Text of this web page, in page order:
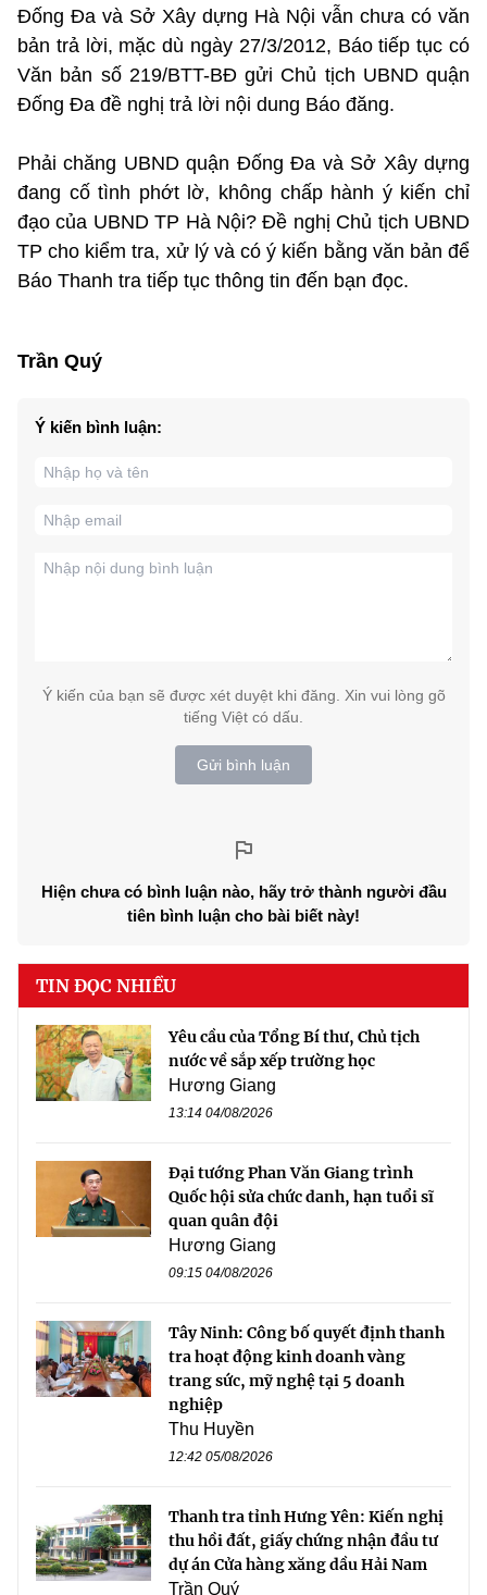
Đống Đa và Sở Xây dựng Hà Nội vẫn chưa có văn
bản trả lời, mặc dù ngày 27/3/2012, Báo tiếp tục có
Văn bản số 219/BTT-BĐ gửi Chủ tịch UBND quận
Đống Đa đề nghị trả lời nội dung Báo đăng.
Phải chăng UBND quận Đống Đa và Sở Xây dựng
đang cố tình phớt lờ, không chấp hành ý kiến chỉ
đạo của UBND TP Hà Nội? Đề nghị Chủ tịch UBND
TP cho kiểm tra, xử lý và có ý kiến bằng văn bản để
Báo Thanh tra tiếp tục thông tin đến bạn đọc.
Trần Quý
Ý kiến bình luận:
Ý kiến của bạn sẽ được xét duyệt khi đăng. Xin vui lòng gõ
tiếng Việt có dấu.
Gửi bình luận
Hiện chưa có bình luận nào, hãy trở thành người đầu
tiên bình luận cho bài biết này!
TIN ĐỌC NHIỀU
Yêu cầu của Tổng Bí thư, Chủ tịch
nước về sắp xếp trường học
Hương Giang
13:14 04/08/2026
Đại tướng Phan Văn Giang trình
Quốc hội sửa chức danh, hạn tuổi sĩ
quan quân đội
Hương Giang
09:15 04/08/2026
Tây Ninh: Công bố quyết định thanh
tra hoạt động kinh doanh vàng
trang sức, mỹ nghệ tại 5 doanh
nghiệp
Thu Huyền
12:42 05/08/2026
Thanh tra tỉnh Hưng Yên: Kiến nghị
thu hồi đất, giấy chứng nhận đầu tư
dự án Cửa hàng xăng dầu Hải Nam
Trần Quý